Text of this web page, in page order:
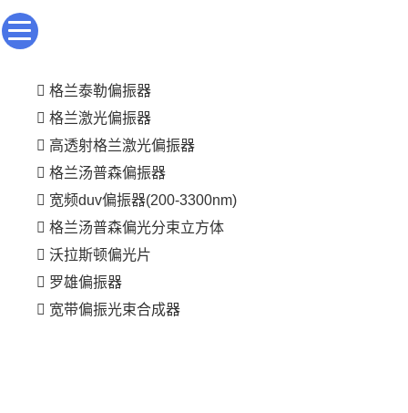
格兰泰勒偏振器
格兰激光偏振器
高透射格兰激光偏振器
格兰汤普森偏振器
宽频duv偏振器(200-3300nm)
格兰汤普森偏光分束立方体
沃拉斯顿偏光片
罗雄偏振器
宽带偏振光束合成器